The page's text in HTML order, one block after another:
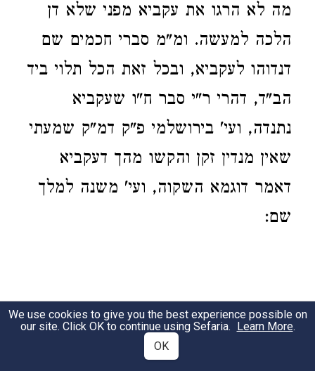
מה לא הרגו את עקביא מפני שלא דן
הלכה למעשה. ומ"מ סברי חכמים שם
דנדוהו לעקביא, ובכל זאת הכל תלוי ביד
הב"ד, דהרי ר"י סבר ח"ו שעקביא
נתנדה, ועי' בירושלמי פ"ק דמ"ק שמעתי
שאין מנדין זקן והקשו מהך דעקביא
דאמר דוגמא השקוה, ועי' משנה למלך
שם:
We use cookies to give you the best experience possible on
our site. Click OK to continue using Sefaria. Learn More.
OK